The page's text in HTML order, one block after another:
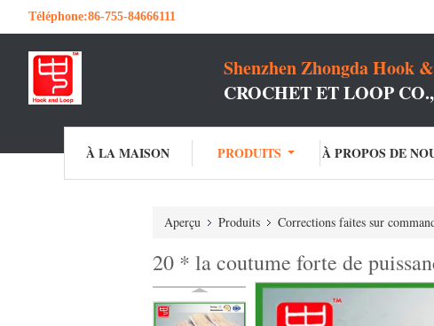
Téléphone:86-755-84666111
Shenzhen Zhongda Hook
CROCHET ET LOOP
À LA MAISON PRODUITS À PROPOS DE
Aperçu Produits Corrections faites sur
20 * la coutume forte de